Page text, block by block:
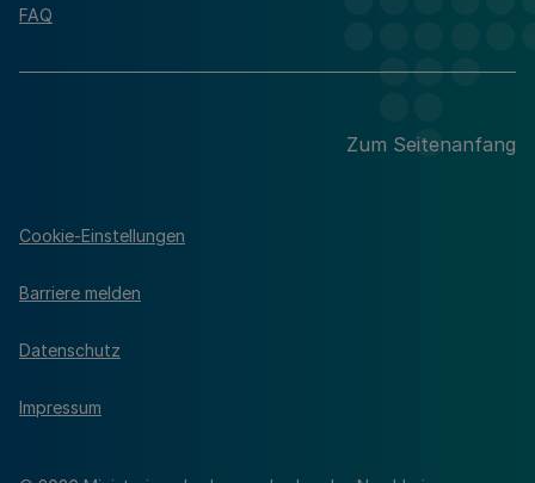
FAQ
Zum Seitenanfang
Cookie-Einstellungen
Barriere melden
Datenschutz
Impressum